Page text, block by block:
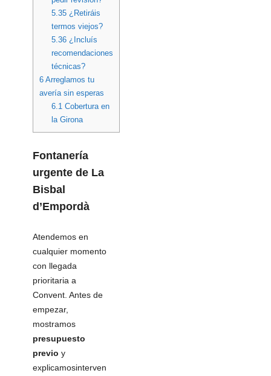
5.35¿Retiráis
termos viejos?
5.36¿Incluís
recomendaciones
técnicas?
6 Arreglamos tu
avería sin esperas
6.1 Cobertura en
la Girona
Fontanería
urgente de La
Bisbal
d’Empordà
Atendemos en
cualquier momento
con llegada
prioritaria a
Convent. Antes de
empezar,
mostramos
presupuesto
previo y
explicamosinterven